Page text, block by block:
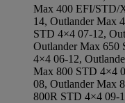
Max 400 EFI/STD/
14, Outlander Max
STD 4×4 07-12,
Outlander Max 650
4×4 06-12,
Max 800 STD 4×4
08, Outlander Max
800R STD 4×4 09-